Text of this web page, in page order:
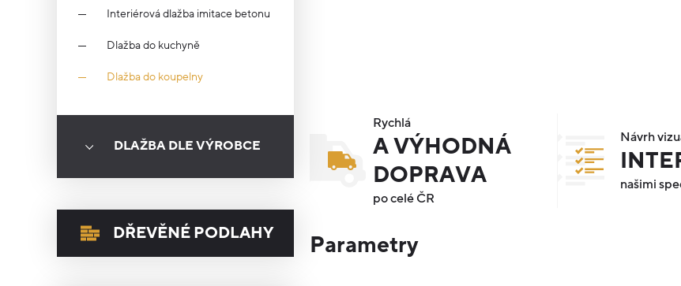
Interiérová dlažba imitace betonu
Dlažba do kuchyně
Dlažba do koupelny
DLAŽBA DLE VÝROBCE
DŘEVĚNÉ PODLAHY
Rychlá
A VÝHODNÁ
DOPRAVA
po celé ČR
Návrh
našimi
Parametry